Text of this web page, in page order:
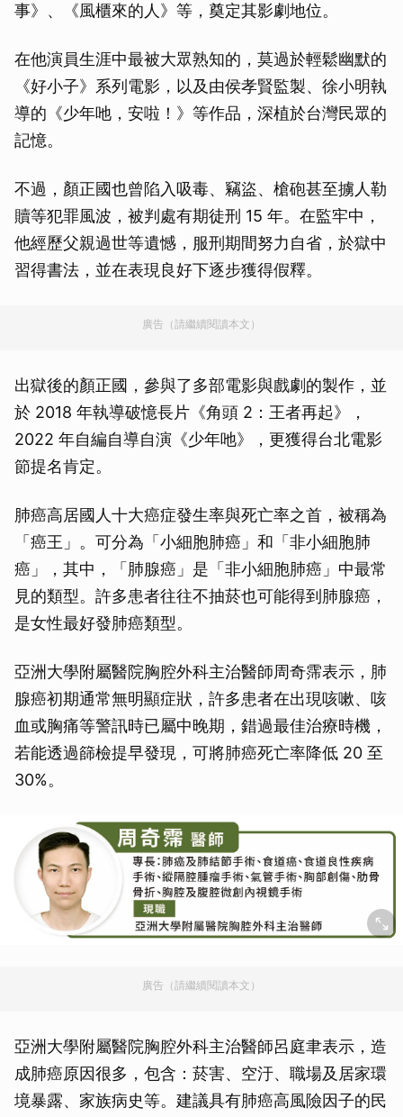
事》、《風櫃來的人》等，奠定其影劇地位。
在他演員生涯中最被大眾熟知的，莫過於輕鬆幽默的
《好小子》系列電影，以及由侯孝賢監製、徐小明執
導的《少年吔，安啦！》等作品，深植於台灣民眾的
記憶。
不過，顏正國也曾陷入吸毒、竊盜、槍砲甚至擄人勒
贖等犯罪風波，被判處有期徒刑 15 年。在監牢中，
他經歷父親過世等遺憾，服刑期間努力自省，於獄中
習得書法，並在表現良好下逐步獲得假釋。
廣告（請繼續閱讀本文）
出獄後的顏正國，參與了多部電影與戲劇的製作，並
於 2018 年執導破憶長片《角頭 2：王者再起》，
2022 年自編自導自演《少年吔》，更獲得台北電影
節提名肯定。
肺癌高居國人十大癌症發生率與死亡率之首，被稱為
「癌王」。可分為「小細胞肺癌」和「非小細胞肺
癌」，其中，「肺腺癌」是「非小細胞肺癌」中最常
見的類型。許多患者往往不抽菸也可能得到肺腺癌，
是女性最好發肺癌類型。
亞洲大學附屬醫院胸腔外科主治醫師周奇霈表示，肺
腺癌初期通常無明顯症狀，許多患者在出現咳嗽、咳
血或胸痛等警訊時已屬中晚期，錯過最佳治療時機，
若能透過篩檢提早發現，可將肺癌死亡率降低 20 至
30%。
廣告（請繼續閱讀本文）
亞洲大學附屬醫院胸腔外科主治醫師呂庭聿表示，造
成肺癌原因很多，包含：菸害、空汙、職場及居家環
境暴露、家族病史等。建議具有肺癌高風險因子的民